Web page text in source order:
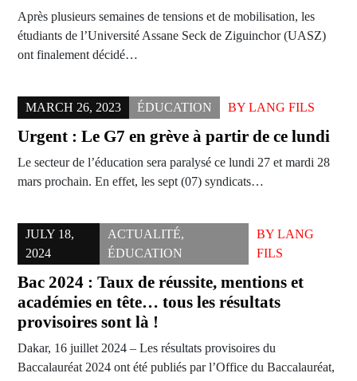
Après plusieurs semaines de tensions et de mobilisation, les
étudiants de l’Université Assane Seck de Ziguinchor (UASZ)
ont finalement décidé…
MARCH 26, 2023 ÉDUCATION BY LANG FILS
Urgent : Le G7 en grève à partir de ce lundi
Le secteur de l’éducation sera paralysé ce lundi 27 et mardi 28
mars prochain. En effet, les sept (07) syndicats…
JULY 18,
2024
ACTUALITÉ,
ÉDUCATION
BYLANG
FILS
Bac 2024 : Taux de réussite, mentions et
académies en tête… tous les résultats
provisoires sont là !
Dakar, 16 juillet 2024 – Les résultats provisoires du
Baccalauréat 2024 ont été publiés par l’Office du Baccalauréat,